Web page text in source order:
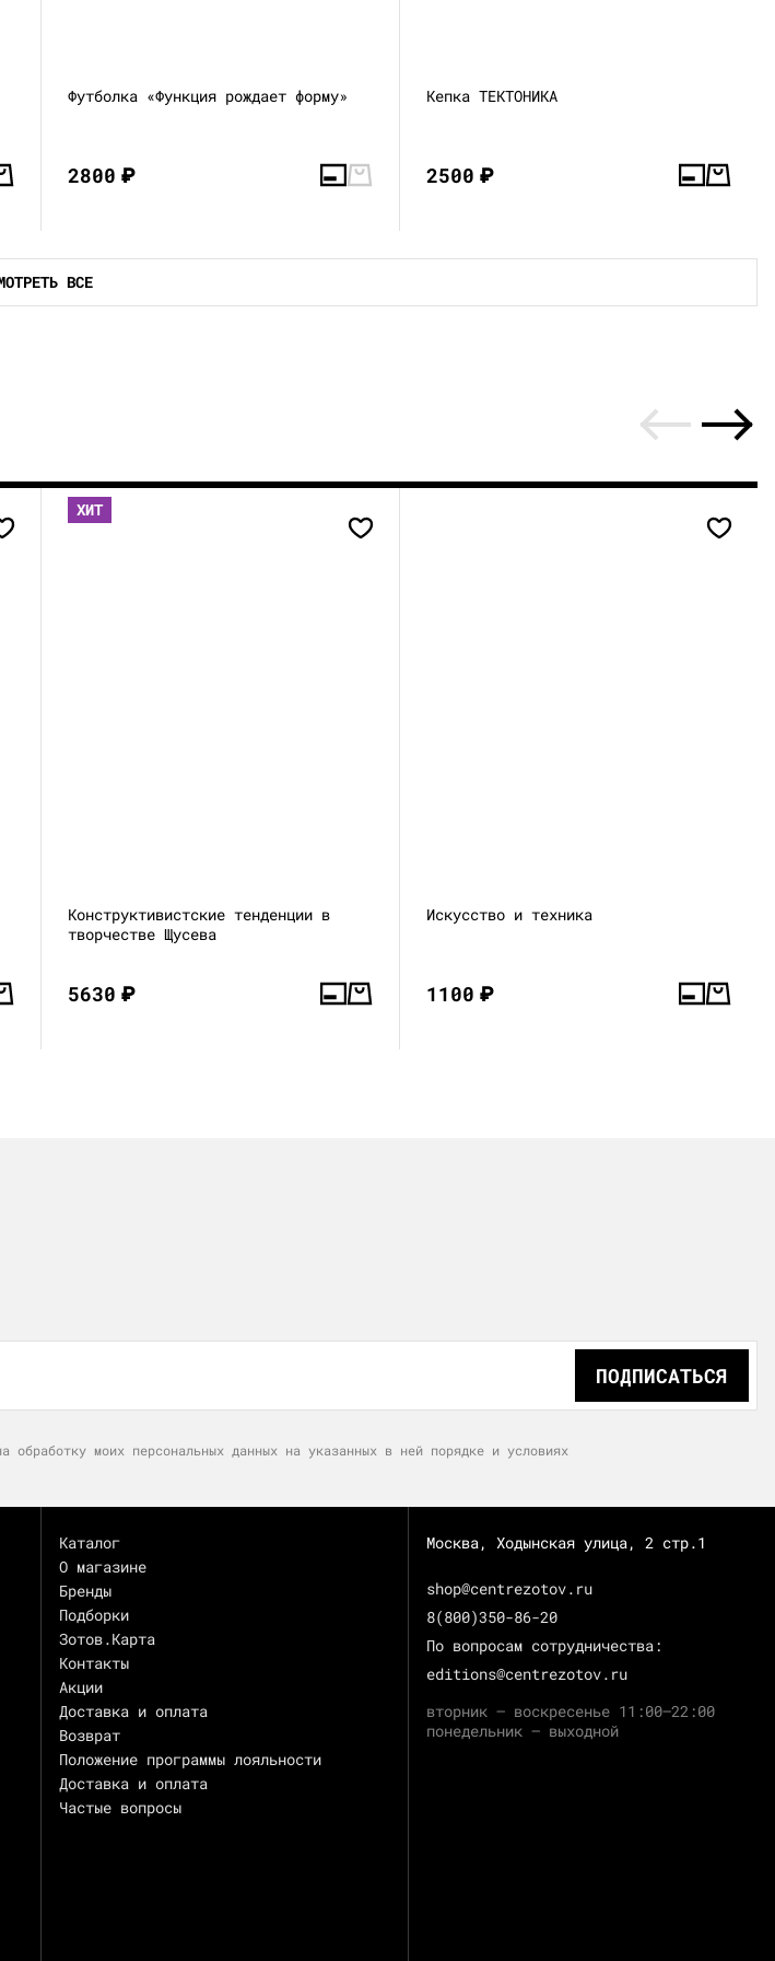
Футболка «Функция рождает форму»
2800₽
Кепка ТЕКТОНИКА
2500₽
ВСЕ
ХИТ
Конструктивистские тенденции в
творчестве Щусева
5630₽
Искусство и техника
1100₽
ПОДПИСАТЬСЯ
обработку моих персональных данных на указанных в ней порядке и условиях
Каталог
О магазине
Бренды
Подборки
Зотов.Карта
Контакты
Акции
Доставка и оплата
Возврат
Положение программы лояльности
Доставка и оплата
Частые вопросы
Москва, Ходынская улица, 2 стр.1
shop@centrezotov.ru
8(800)350-86-20
По вопросам сотрудничества:
editions@centrezotov.ru
вторник — воскресенье 11:00–22:00
понедельник — выходной